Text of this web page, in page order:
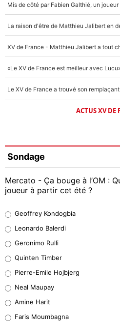
ACTUS XV DE
Sondage
Mercato - Ça bouge à l’OM :
joueur à partir cet été ?
38%
32%
5%
1%
Geoffrey Kondogbia
Leonardo Balerdi
Geronimo Rulli
Quinten Timber
Pierre-Emile Hojbjerg
Neal Maupay
Amine Harit
Faris Moumbagna